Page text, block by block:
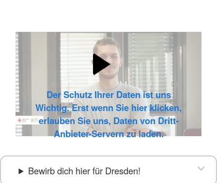
Der Schutz Ihrer Daten ist uns
Wichtig. Erst wenn Sie hier klicken,
erlauben Sie uns, Daten von Dritt-
Anbieter-Servern zu laden.
Bewirb dich hier für Dresden!